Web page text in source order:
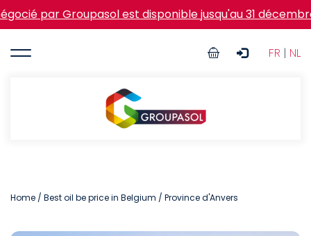
Skip
to
content
Groupasol est disponible jusqu'au 31 décembre|
FR | NL
User
Groupasol
Home / Best oil be price in Belgium / Province d'Anvers